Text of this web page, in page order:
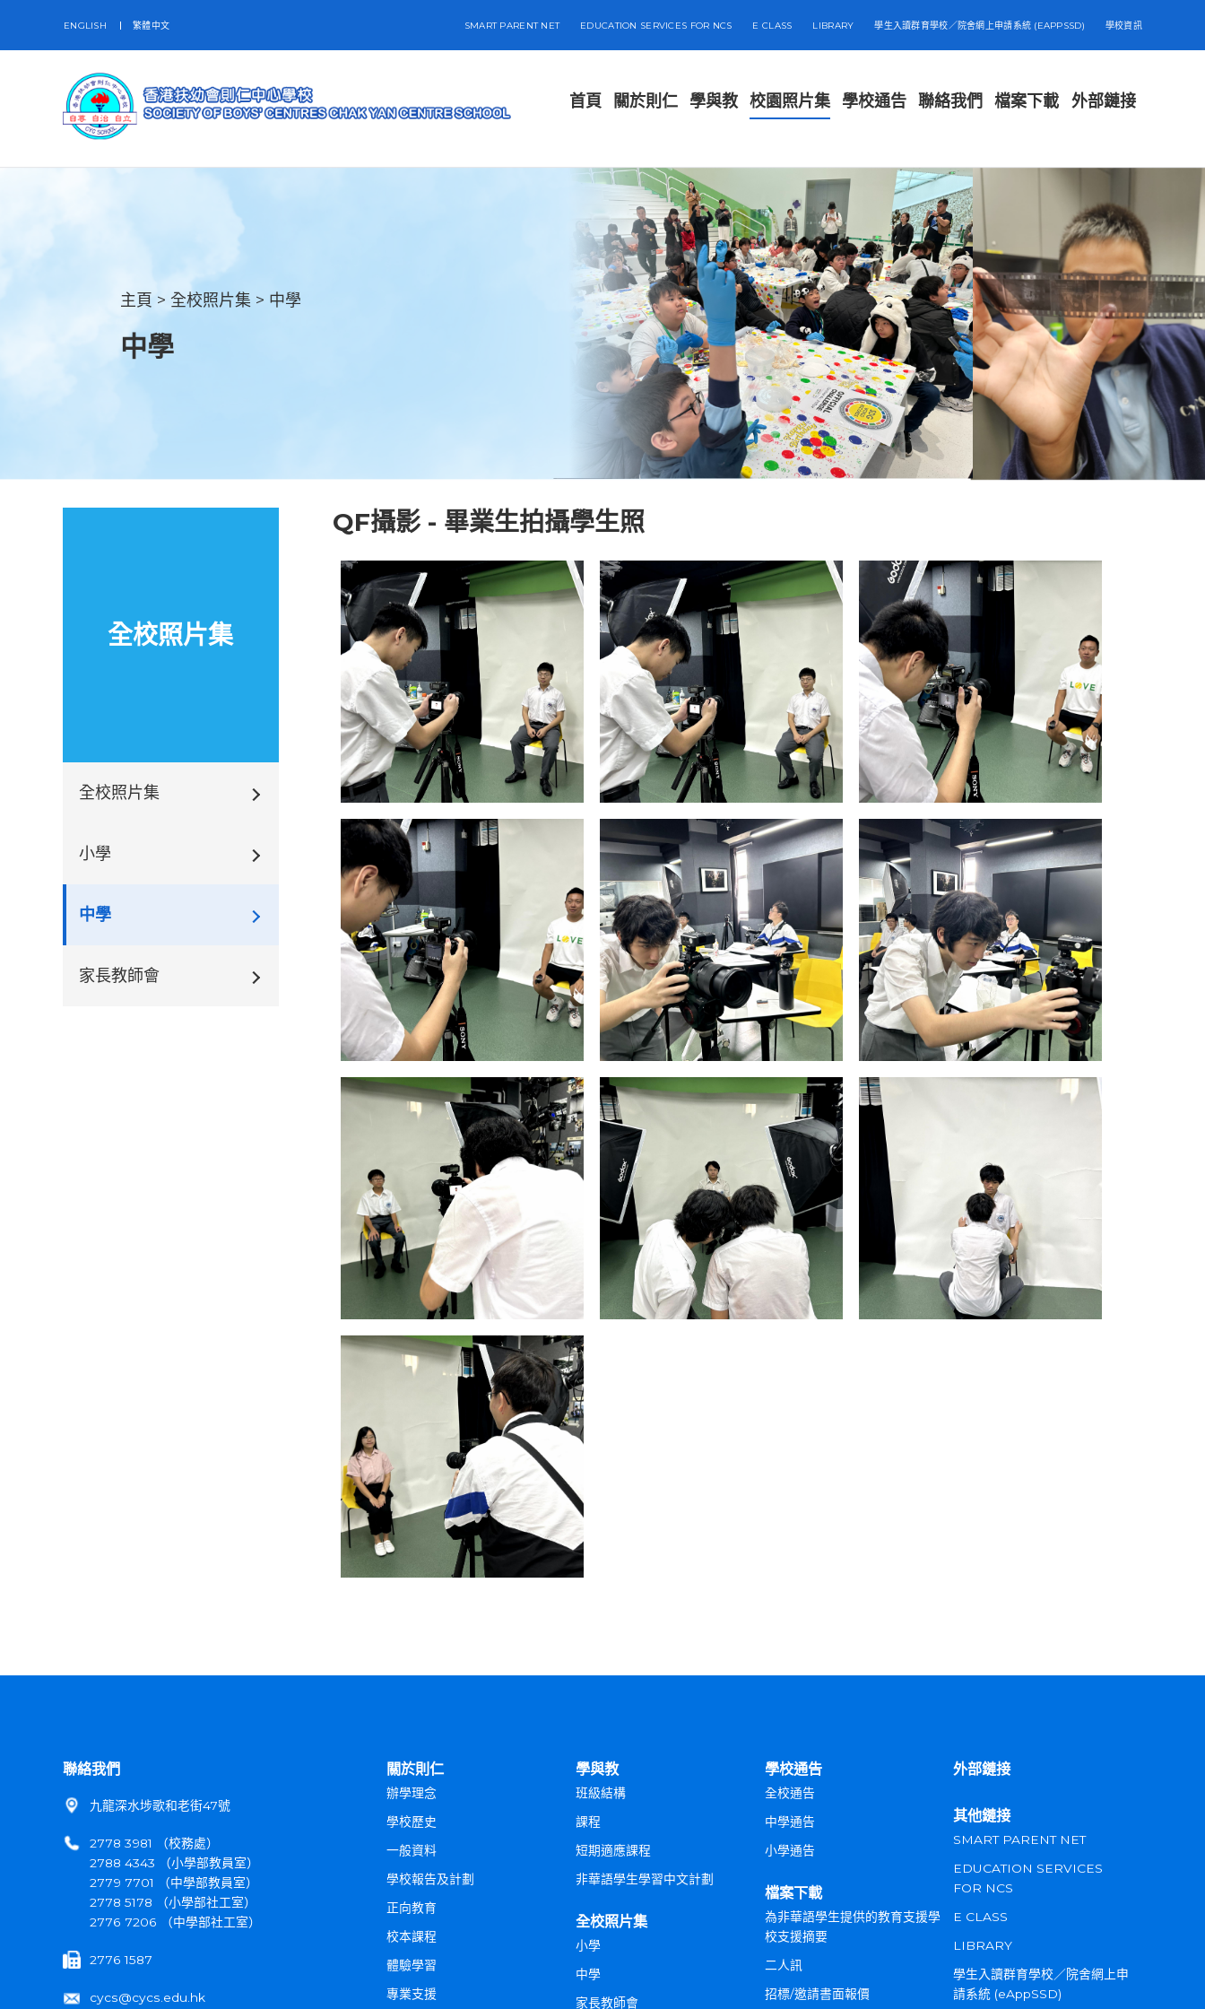
ENGLISH 繁體中文 SMART PARENT NET EDUCATION SERVICES FOR NCS E CLASS LIBRARY 學生入讀群育學校／院舍網上申請系統 (EAPPSSD) 學校資訊
首頁 關於則仁 學與教 校園照片集 學校通告 聯絡我們 檔案下載 外部鏈接
主頁 > 全校照片集 > 中學
中學
全校照片集
全校照片集
小學
中學
家長教師會
QF攝影 - 畢業生拍攝學生照
聯絡我們
九龍深水埗歌和老街47號
2778 3981 （校務處）
2788 4343 （小學部教員室）
2779 7701 （中學部教員室）
2778 5178 （小學部社工室）
2776 7206 （中學部社工室）
2776 1587
cycs@cycs.edu.hk
關於則仁
辦學理念
學校歷史
一般資料
學校報告及計劃
正向教育
校本課程
體驗學習
專業支援
學與教
班級結構
課程
短期適應課程
非華語學生學習中文計劃
全校照片集
小學
中學
家長教師會
學校通告
全校通告
中學通告
小學通告
檔案下載
為非華語學生提供的教育支援學
校支援摘要
二人訊
招標/邀請書面報價
外部鏈接
其他鏈接
SMART PARENT NET
EDUCATION SERVICES
FOR NCS
E CLASS
LIBRARY
學生入讀群育學校／院舍網上申
請系統 (eAppSSD)